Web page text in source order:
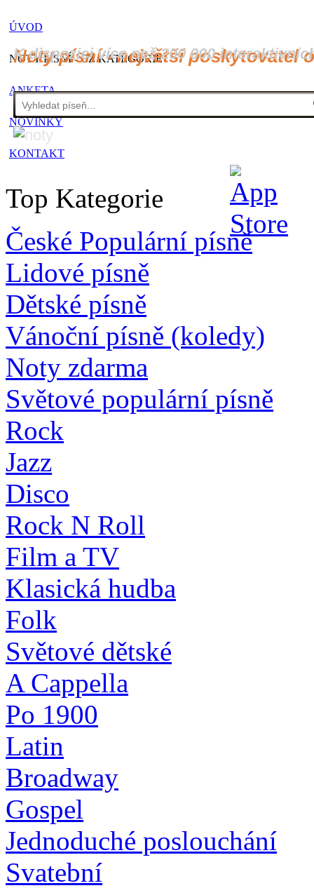
ÚVOD
NOTY PÍSNÍ - CZ KATEGORIE
ANKETA
NOVINKY
KONTAKT
Noty písní - největší poskytovatel
K dispozici více než 200 000
Top Kategorie
České Populární písně
Lidové písně
Dětské písně
Vánoční písně (koledy)
Noty zdarma
Světové populární písně
Rock
Jazz
Disco
Rock N Roll
Film a TV
Klasická hudba
Folk
Světové dětské
A Cappella
Po 1900
Latin
Broadway
Gospel
Jednoduché poslouchání
Svatební